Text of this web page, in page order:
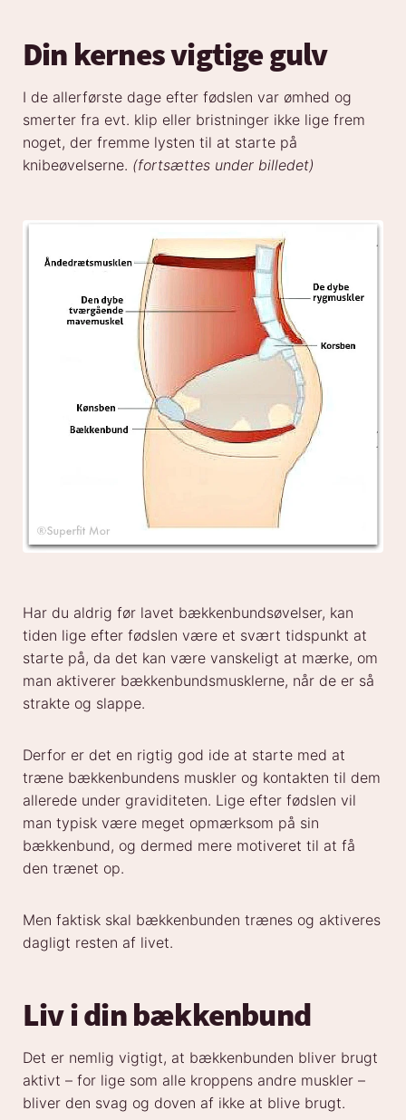
Din kernes vigtige gulv
I de allerførste dage efter fødslen var ømhed og
smerter fra evt. klip eller bristninger ikke lige frem
noget, der fremme lysten til at starte på
knibeøvelserne. (fortsættes under billedet)
Har du aldrig før lavet bækkenbundsøvelser, kan
tiden lige efter fødslen være et svært tidspunkt at
starte på, da det kan være vanskeligt at mærke, om
man aktiverer bækkenbundsmusklerne, når de er så
strakte og slappe.
Derfor er det en rigtig god ide at starte med at
træne bækkenbundens muskler og kontakten til dem
allerede under graviditeten. Lige efter fødslen vil
man typisk være meget opmærksom på sin
bækkenbund, og dermed mere motiveret til at få
den trænet op.
Men faktisk skal bækkenbunden trænes og aktiveres
dagligt resten af livet.
Liv i din bækkenbund
Det er nemlig vigtigt, at bækkenbunden bliver brugt
aktivt – for lige som alle kroppens andre muskler –
bliver den svag og doven af ikke at blive brugt.